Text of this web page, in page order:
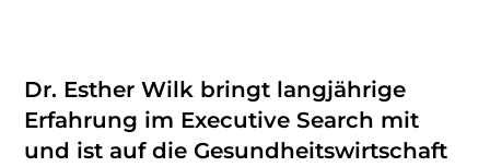
Dr. Esther Wilk bringt langjährige
Erfahrung im Executive Search mit
und ist auf die Gesundheitswirtschaft